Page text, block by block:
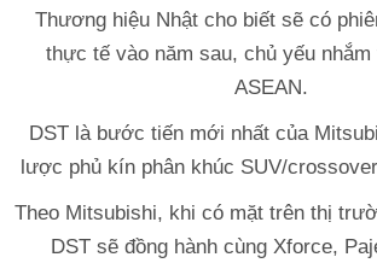
Thương hiệu Nhật cho biết sẽ có
thực tế vào năm sau, chủ yếu
ASEAN.
DST là bước tiến mới nhất của
lược phủ kín phân khúc SUV/
Theo Mitsubishi, khi có mặt trên thị
DST sẽ đồng hành cùng Xforce,